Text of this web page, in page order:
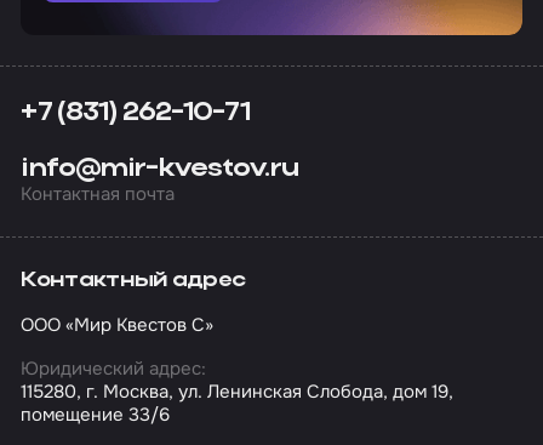
+7 (831) 262-10-71
info@mir-kvestov.ru
Контактная почта
Контактный адрес
ООО «Мир Квестов С»
Юридический адрес:
115280, г. Москва, ул. Ленинская Слобода, дом 19,
помещение 33/6